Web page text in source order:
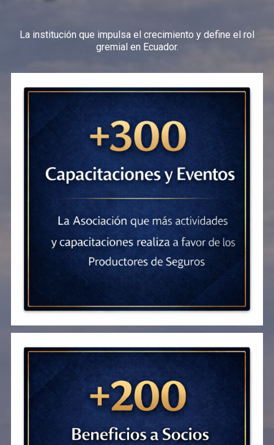
La institución que impulsa el crecimiento y define el rol
gremial en Ecuador.